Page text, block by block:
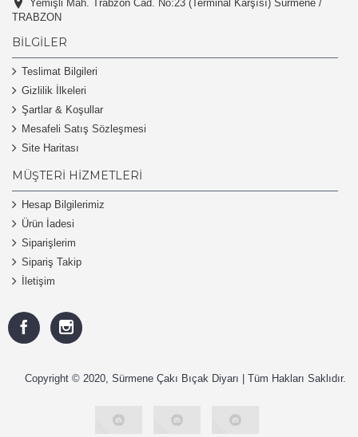
Yemişli Mah. Trabzon Cad. No:23 (Terminal Karşısı) Sürmene /
TRABZON
BILGILER
Teslimat Bilgileri
Gizlilik İlkeleri
Şartlar & Koşullar
Mesafeli Satış Sözleşmesi
Site Haritası
MÜŞTERI HIZMETLERI
Hesap Bilgilerimiz
Ürün İadesi
Siparişlerim
Sipariş Takip
İletişim
Copyright © 2020, Sürmene Çakı Bıçak Diyarı | Tüm Hakları Saklıdır.